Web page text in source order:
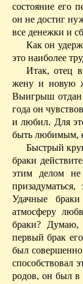
состояние его
он не достиг
все денежки и
Как он
это наиболее
Итак, отец
жену и новую
Выигрыш отдан
года он
и любил. Для
быть любимым,
Быстрый
браки
этим делом
Удачные браки
атмосферу
браки?
первыйбрак его
был
способствовал
родов, он был в